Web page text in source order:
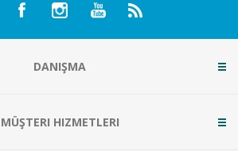
DANIŞMA
MÜŞTERI HIZMETLERI